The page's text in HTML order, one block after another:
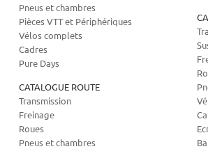
Pneus et chambres
Pièces VTT et Périphériques
Vélos complets
Cadres
Pure Days
CATALOGUE ROUTE
Transmission
Freinage
Roues
Pneus et chambres